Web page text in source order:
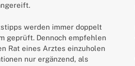
werden immer doppelt
geprüft. Dennoch empfehlen
Rat eines Arztes einzuholen
nur ergänzend, als